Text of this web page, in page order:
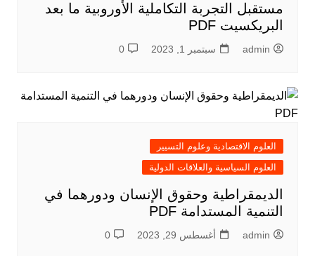
مستقبل التجربة التكاملية الأوروبية ما بعد
البريكسيت PDF
admin سبتمبر 1, 2023 0
العلوم الاقتصادية وعلوم التسيير
العلوم السياسية والعلاقات الدولية
الديمقراطية وحقوق الإنسان ودورهما في
التنمية المستدامة PDF
admin أغسطس 29, 2023 0